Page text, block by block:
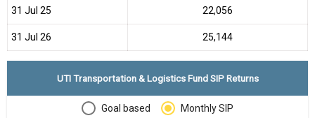
31 Jul 25 ₹22,056
31 Jul 26 ₹25,144
UTI Transportation & Logistics Fund SIP Returns
Goal based Monthly SIP